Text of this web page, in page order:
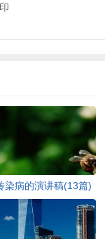
染病的演讲稿(13篇)